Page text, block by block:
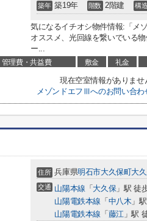
築年 築19年 階数 2階建 構造
気になるイチオシ物件情報:「メ
オススメ、光回線を繋いでいる
ー...
管理費・共益費 敷金 礼金
現在空室情報がありませ
メゾンドエフⅢへのお問い合わ
住所 兵庫県明石市大久保町大
交通 山陽本線 「 大久保」駅 徒
山陽電鉄本線 「 中八木 」
山陽電鉄本線 「 藤江」駅